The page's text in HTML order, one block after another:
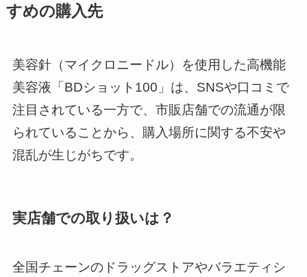
すめの購入先
美容針（マイクロニードル）を使用した高機能
美容液「BDショット100」は、SNSや口コミで
注目されている一方で、市販店舗での流通が限
られていることから、購入場所に関する不安や
混乱が生じがちです。
実店舗での取り扱いは？
全国チェーンのドラッグストアやバラエティシ